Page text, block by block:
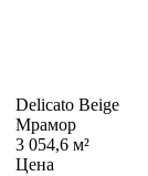
Delicato Beige
Мрамор
3 054,6 м²
Цена